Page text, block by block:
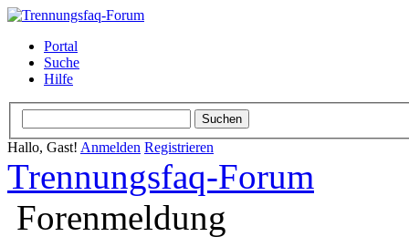
Portal
Suche
Hilfe
Hallo, Gast! Anmelden Registrieren
Trennungsfaq-Forum
Forenmeldung